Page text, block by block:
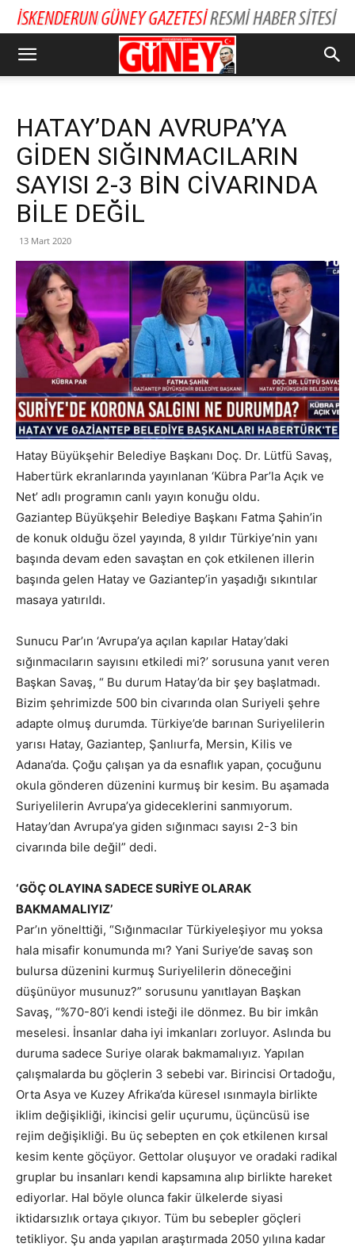
HATAY’DAN AVRUPA’YA
GİDEN SIĞINMACILARIN
SAYISI 2-3 BİN CİVARINDA
BİLE DEĞİL
13 Mart 2020
Hatay Büyükşehir Belediye Başkanı Doç. Dr. Lütfü Savaş,
Habertürk ekranlarında yayınlanan ‘Kübra Par’la Açık ve
Net’ adlı programın canlı yayın konuğu oldu.
Gaziantep Büyükşehir Belediye Başkanı Fatma Şahin’in
de konuk olduğu özel yayında, 8 yıldır Türkiye’nin yanı
başında devam eden savaştan en çok etkilenen illerin
başında gelen Hatay ve Gaziantep’in yaşadığı sıkıntılar
masaya yatırıldı.
Sunucu Par’ın ‘Avrupa’ya açılan kapılar Hatay’daki
sığınmacıların sayısını etkiledi mi?’ sorusuna yanıt veren
Başkan Savaş, “ Bu durum Hatay’da bir şey başlatmadı.
Bizim şehrimizde 500 bin civarında olan Suriyeli şehre
adapte olmuş durumda. Türkiye’de barınan Suriyelilerin
yarısı Hatay, Gaziantep, Şanlıurfa, Mersin, Kilis ve
Adana’da. Çoğu çalışan ya da esnaflık yapan, çocuğunu
okula gönderen düzenini kurmuş bir kesim. Bu aşamada
Suriyelilerin Avrupa’ya gideceklerini sanmıyorum.
Hatay’dan Avrupa’ya giden sığınmacı sayısı 2-3 bin
civarında bile değil” dedi.
‘GÖÇ OLAYINA SADECE SURİYE OLARAK
BAKMAMALIYIZ’
Par’ın yönelttiği, “Sığınmacılar Türkiyeleşiyor mu yoksa
hala misafir konumunda mı? Yani Suriye’de savaş son
bulursa düzenini kurmuş Suriyelilerin döneceğini
düşünüyor musunuz?” sorusunu yanıtlayan Başkan
Savaş, “%70-80’i kendi isteği ile dönmez. Bu bir imkân
meselesi. İnsanlar daha iyi imkanları zorluyor. Aslında bu
duruma sadece Suriye olarak bakmamalıyız. Yapılan
çalışmalarda bu göçlerin 3 sebebi var. Birincisi Ortadoğu,
Orta Asya ve Kuzey Afrika’da küresel ısınmayla birlikte
iklim değişikliği, ikincisi gelir uçurumu, üçüncüsü ise
rejim değişikliği. Bu üç sebepten en çok etkilenen kırsal
kesim kente göçüyor. Gettolar oluşuyor ve oradaki radikal
gruplar bu insanları kendi kapsamına alıp birlikte hareket
ediyorlar. Hal böyle olunca fakir ülkelerde siyasi
iktidarsızlık ortaya çıkıyor. Tüm bu sebepler göçleri
tetikliyor. Şu anda yapılan araştırmada 2050 yılına kadar